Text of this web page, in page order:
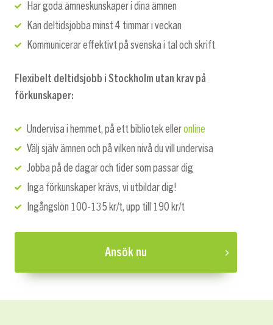
Har goda ämneskunskaper i dina ämnen
Kan deltidsjobba minst 4 timmar i veckan
Kommunicerar effektivt på svenska i tal och skrift
Flexibelt deltidsjobb i Stockholm utan krav på
förkunskaper:
Undervisa i hemmet, på ett bibliotek elleronline
Välj själv ämnen och på vilken nivå du vill undervisa
Jobba på de dagar och tider som passar dig
Inga förkunskaper krävs, vi utbildar dig!
Ingångslön 100-135 kr/t, upp till 190 kr/t
Ansök nu